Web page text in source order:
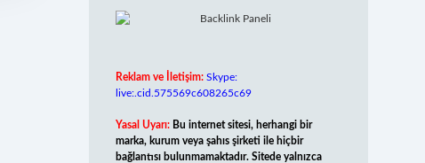
Reklam ve İletişim: Skype:
live:.cid.575569c608265c69
Yasal Uyarı: Bu internet sitesi, herhangi bir
marka, kurum veya şahıs şirketi ile hiçbir
bağlantısı bulunmamaktadır. Sitede yalnızca